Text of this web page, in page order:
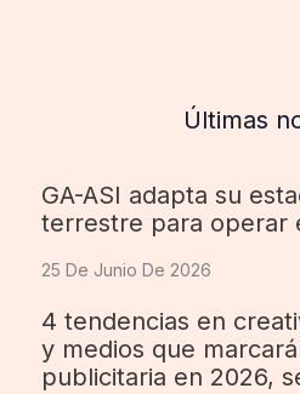
Últimas
GA-ASI adapta su
terrestre para operar
25 De Junio De 2026
4 tendencias en
y medios que
publicitaria en 2026,